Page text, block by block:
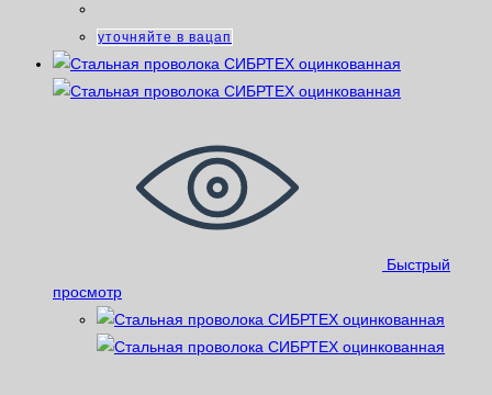
уточняйте в вацап
Быстрый
просмотр